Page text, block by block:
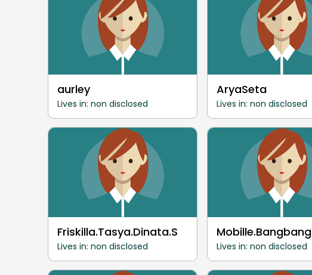
aurley
Lives in: non disclosed
AryaSeta
Lives in: non disclosed
Friskilla.Tasya.Dinata.S
Lives in: non disclosed
Mobille.Bangbang
Lives in: non disclosed